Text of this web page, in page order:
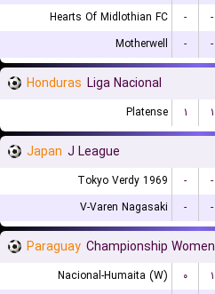
Hearts Of Midlothian FC
- -
Motherwell
- -
Honduras Liga Nacional
Platense ۱ ۱
Japan J League
Tokyo Verdy 1969 - -
V-Varen Nagasaki
- -
Paraguay Championship Women
Nacional-Humaita (W) ۰ ۱